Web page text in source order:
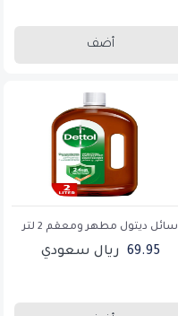
أضف
سائل ديتول مطهر ومعقم 2 لتر
69.95 ريال سعودي